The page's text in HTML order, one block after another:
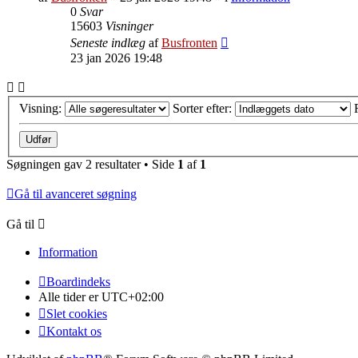
0 Svar
15603 Visninger
Seneste indlæg afBusfronten
23 jan 2026 19:48
Visning: Sorter efter:
Søgningen gav 2 resultater • Side 1 af 1
Gå til avanceret søgning
Gå til
Information
Boardindeks
Alle tider erUTC+02:00
Slet cookies
Kontakt os